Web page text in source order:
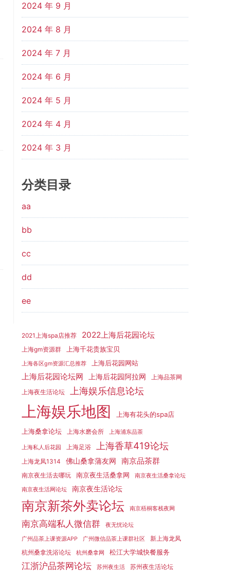
2024 年 9 月
2024 年 8 月
2024 年 7 月
2024 年 6 月
2024 年 5 月
2024 年 4 月
2024 年 3 月
分类目录
aa
bb
cc
dd
ee
2021上海spa店推荐 2022上海后花园论坛
上海gm资源群 上海千花贵族宝贝
上海各区gm资源汇总推荐 上海后花园网站
上海后花园论坛网 上海后花园阿拉网 上海品茶网
上海夜生活论坛 上海娱乐信息论坛
上海娱乐地图 上海有花头的spa店
上海桑拿论坛 上海水磨会所 上海浦东品茶
上海私人后花园 上海足浴 上海香草419论坛
上海龙凤1314 佛山桑拿蒲友网 南京品茶群
南京夜生活去哪玩 南京夜生活桑拿网 南京夜生活桑拿论坛
南京夜生活网论坛 南京夜生活论坛
南京新茶外卖论坛 南京梧桐客栈夜网
南京高端私人微信群 夜无忧论坛
广州品茶上课资源APP 广州微信品茶上课群社区
新上海龙凤
杭州桑拿洗浴论坛
杭州桑拿网 松江大学城快餐服务
江浙沪品茶网论坛 苏州夜生活 苏州夜生活论坛